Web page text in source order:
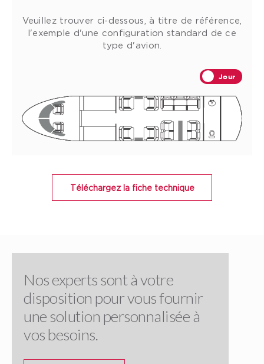
Veuillez trouver ci-dessous, à titre de référence,
l'exemple d'une configuration standard de ce
type d'avion.
Jour
Téléchargez la fiche technique
Nos experts sont à votre
disposition pour vous fournir
une solution personnalisée à
vos besoins.